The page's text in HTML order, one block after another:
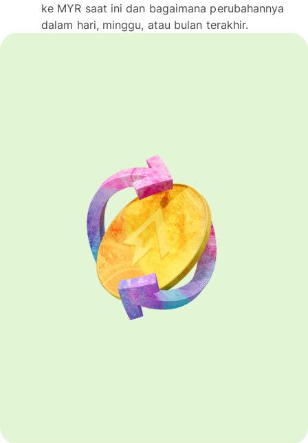
ke MYR saat ini dan bagaimana perubahannya
dalam hari, minggu, atau bulan terakhir.